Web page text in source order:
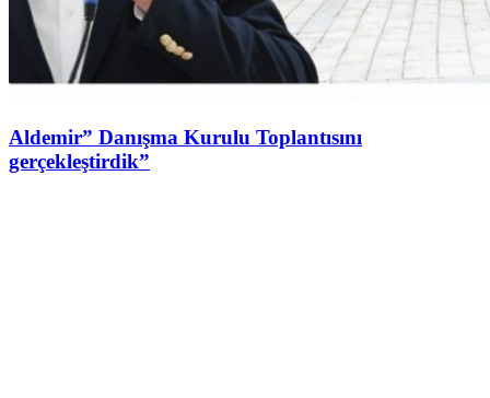
Aldemir” Danışma Kurulu Toplantısını
gerçekleştirdik”